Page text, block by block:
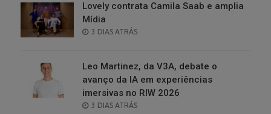
Lovely contrata Camila Saab e amplia
Mídia
POSTED
3 DIAS ATRÁS
Leo Martinez, da V3A, debate o
avanço da IA em experiências
imersivas no RIW 2026
POSTED
3 DIAS ATRÁS